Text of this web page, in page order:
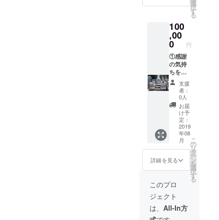
ず備考
欄にご
希望の
をご記
入くだ
さい。
記入の
ない場
合は
CAMPF
IREの
ユー
ザー名
を掲載
いたし
ます。
ご了承
様に、
石材を
復元致
しま
す。
（サビ
に関し
ては完
璧に取
り除く
ことは
できま
せんの
で、ご
了承下
さい。
交通費
弊社負
ンもご
す。ご
相談下
さい。
紹介時
に名前
を記
載。 ③
関東
（東
京・神
奈川・
千葉・
埼玉）
80000
円相当
の、
サービ
ス、お
墓のク
リーニ
ング＆
コー
グを提
供。 新
品同様
に、石
材を復
選
択
す
る
100
,00
0 円
①感謝
の気持
ちを込
めて、
施工前
と施工
後の完
成写真
付き
の、 お
礼メー
ルをお
送りさ
せて頂
きま
②HP等
紹介時
に名前
を記
載。 ③
支援
者：
0人
お届
け予
定：
2019
年08
月
詳細を見る
こ
の
リ
タ
ー
ン
を
選
択
す
る
このプロ
ジェクト
は、 All-In方